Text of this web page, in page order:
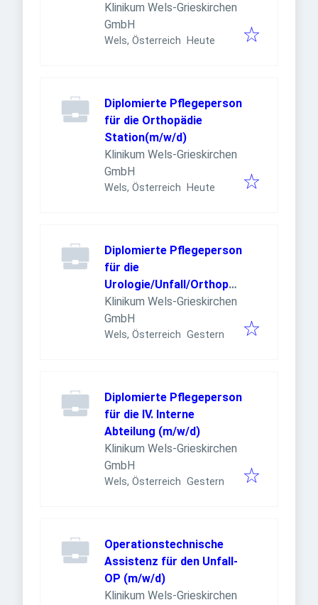
Klinikum Wels-Grieskirchen
GmbH
Wels, Österreich Veröffentlicht:
Heute
Diplomierte Pflegeperson
für die Orthopädie
Station(m/w/d)
Klinikum Wels-Grieskirchen
GmbH
Wels, Österreich Veröffentlicht:
Heute
Diplomierte Pflegeperson
für die
Urologie/Unfall/Orthopäd
ie (m/w/d)
Klinikum Wels-Grieskirchen
GmbH
Wels, Österreich Veröffentlicht:
Gestern
Diplomierte Pflegeperson
für die IV. Interne
Abteilung (m/w/d)
Klinikum Wels-Grieskirchen
GmbH
Wels, Österreich Veröffentlicht:
Gestern
Operationstechnische
Assistenz für den Unfall-
OP (m/w/d)
Klinikum Wels-Grieskirchen